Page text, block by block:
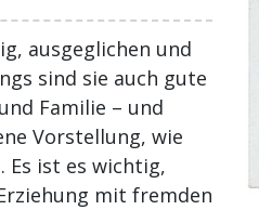
ausgeglichen und
sind sie auch gute
Familie – und
Vorstellung, wie
ist es wichtig,
mit fremden